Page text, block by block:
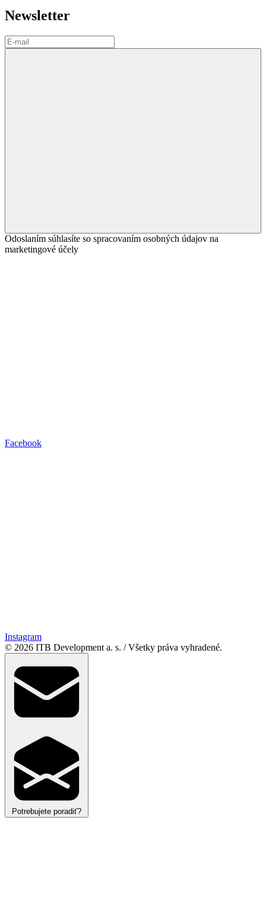
Newsletter
Odoslaním súhlasíte so spracovaním osobných údajov na
marketingové účely
Facebook
Instagram
© 2026 ITB Development a. s. / Všetky práva vyhradené.
Potrebujete poradiť?